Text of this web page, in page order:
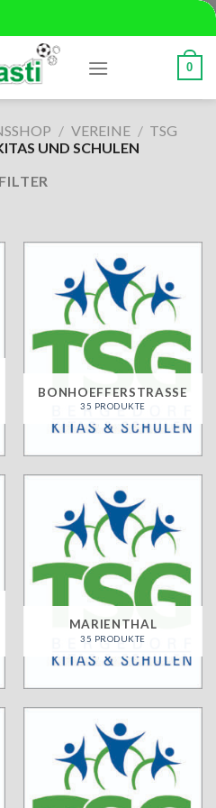
0
/ VEREINE / TSG
UND SCHULEN
FILTER
BONHOEFFERSTRASSE
35 PRODUKTE
MARIENTHAL
35 PRODUKTE